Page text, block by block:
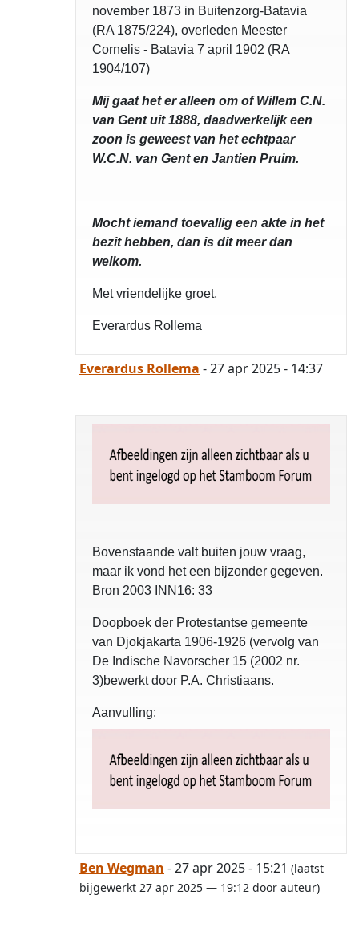
november 1873 in Buitenzorg-Batavia
(RA 1875/224), overleden Meester
Cornelis - Batavia 7 april 1902 (RA
1904/107)
Mij gaat het er alleen om of Willem C.N.
van Gent uit 1888, daadwerkelijk een
zoon is geweest van het echtpaar
W.C.N. van Gent en Jantien Pruim.
Mocht iemand toevallig een akte in het
bezit hebben, dan is dit meer dan
welkom.
Met vriendelijke groet,
Everardus Rollema
Everardus Rollema - 27 apr 2025 - 14:37
Bovenstaande valt buiten jouw vraag,
maar ik vond het een bijzonder gegeven.
Bron 2003 INN16: 33
Doopboek der Protestantse gemeente
van Djokjakarta 1906-1926 (vervolg van
De Indische Navorscher 15 (2002 nr.
3)bewerkt door P.A. Christiaans.
Aanvulling:
Ben Wegman - 27 apr 2025 - 15:21 (laatst
bijgewerkt 27 apr 2025 — 19:12 door auteur)